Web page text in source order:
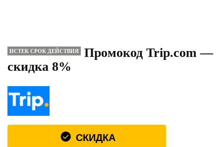
ИСТЕК СРОК ДЕЙСТВИЯ
Промокод Trip.com —
скидка 8%
СКИДКА